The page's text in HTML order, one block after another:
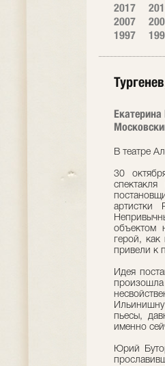
2017
2007
1997
В театре
30
артистки
объектом
герой,
привели к
Идея
произошла
пьесы,
именно
Юрий